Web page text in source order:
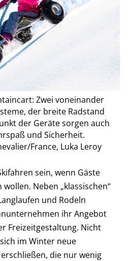
Zwei voneinander
der breite Radstand
der Geräte sorgen auch
und Sicherheit.
France, Luka Leroy
sein, wenn Gäste
Neben „klassischen“
und Rodeln
ihr Angebot
Freizeitgestaltung. Nicht
im Winter neue
die nur wenig